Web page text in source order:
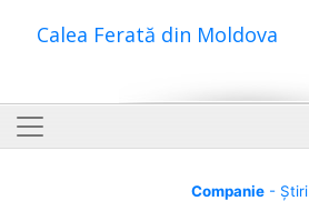
Calea Ferată din Moldova
Companie- Știri